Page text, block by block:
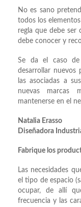
No es sano
todos los
regla que debe ser
debe conocer y
Se da el caso de
desarrollar nuevos
las asociadas a
nuevas marcas
mantenerse en el
Natalia Erasso
Diseñadora
Fabrique los
Las necesidades
el tipo de espacio
ocupar, de allí
frecuencia y las